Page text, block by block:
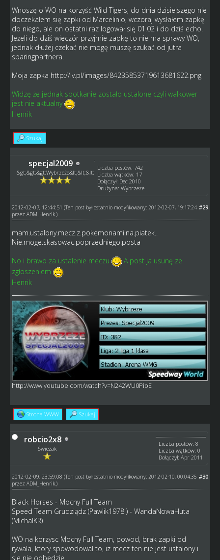
Wnoszę o WO na korzyść Wild Tigers, do dnia dzisiejszego nie
doczekałem się zapki od Marcelinio, wczoraj wysłałem zapkę
do niego, ale on ostatni raz logował się 01.02 i do dziś echo.
Jeżeli do dziś wieczór przyjmie zapkę to nie ma sprawy WO,
jednak dłużej czekać nie mogę muszę szukać od jutra
sparingpartnera.
Moja zapka http://iv.pl/images/84235853719613681622.png
Widzę że jednak spotkanie zostało ustalone czyli walkower
jest nie aktualny
Henrik
Szukaj
specjal2009
&gt;&gt;&gt;Wybrzeże&lt;&lt;&lt;
Liczba postów: 742
Liczba wątków: 17
Dołączył: Dec 2010
Drużyna: Wybrzeze
#29
2012-02-07, 12:44:51 (Ten post był ostatnio modyfikowany: 2012-02-07, 19:17:24
przez ADM_Henrik.)
mam.ustalony.mecz.z.pokemonami.na.piatek..
Nie.moge.skasowac.poprzedniego.posta
No i brawo za ustalenie meczu
A post ja usunę ze
zgłoszeniem
Henrik
http://www.youtube.com/watch?v=N242WU0PioE
Strona WWW Szukaj
robcio2x8
Świeżak
Liczba postów: 8
Liczba wątków: 0
Dołączył: Apr 2011
#30
2012-02-09, 23:59:08 (Ten post był ostatnio modyfikowany: 2012-02-10, 00:04:35
przez ADM_Henrik.)
Black Horses - Mocny Full Team
Speed Team Grudziądz (Pawlik1978 ) - WandaNowaHuta
(MichalKR)
WO na korzysc Mocny Full Team, powod, brak zapki od
rywala, ktory spowodowal to, iz mecz ten nie jest ustalony i
sie nie odbedzie.